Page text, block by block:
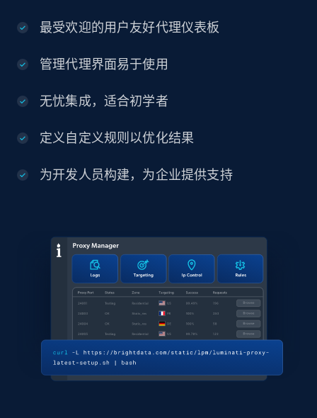
最受欢迎的用户友好代理仪表板
管理代理界面易于使用
无忧集成，适合初学者
定义自定义规则以优化结果
为开发人员构建，为企业提供支持